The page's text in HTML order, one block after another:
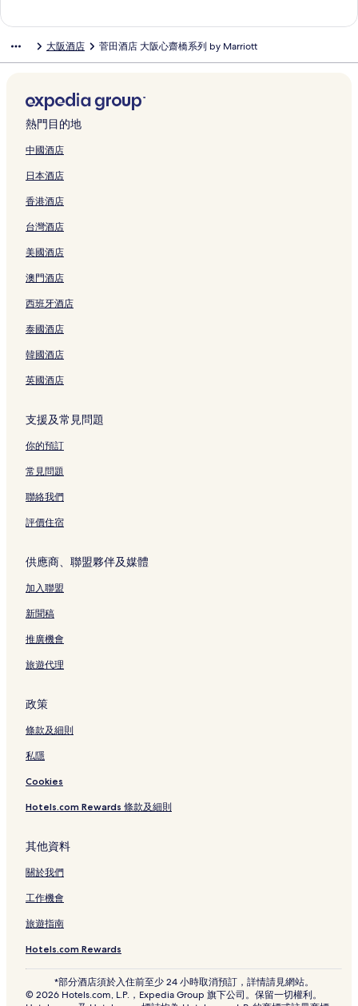
d
k
i
T
o
e
頁
面
a
a
s
h
i
面
o
r
頁
面
c
頁
面
m
b
t
a
t
i
n
面
a
a
頁
面
a
N
a
m
b
E
i
m
a
e
o
e
r
頁
面
a
a
N
a
t
r
l
H
o
t
p
i
n
g
頁
面
Y
s
u
b
a
h
頁
面
H
O
D
E
H
T
L
N
I
P
O
B
A
S
H
I
頁
G
n
d
O
s
k
U
m
e
d
頁
U
d
a
N
a
a
s
u
頁
面
V
I
N
N
P
i
e
S
H
I
S
I
B
A
S
H
I
T
U
B
A
S
I
O
k
a
N
a
b
頁
面
n
a
m
b
a
a
u
r
a
l
o
S
p
r
i
n
g
-
a
k
a
W
s
頁
面
A
D
E
O
s
k
S
h
i
n
a
b
a
s
h
i
頁
r
r
a
n
d
o
e
l
O
s
k
頁
面
O
k
a
b
y
o
h
i
n
o
e
o
r
t
s
頁
面
D
r
H
o
u
e
s
a
k
a
面
k
O
T
E
L
s
k
a
N
a
b
S
e
n
n
i
c
m
e
頁
面
o
l
H
a
n
y
R
E
S
P
R
O
S
A
K
A
頁
啟
H
e
l
K
e
h
n
N
a
m
a
r
a
n
d
e
頁
開
啟
p
t
i
o
b
H
y
a
t
N
m
b
a
O
s
a
頁
大阪酒店 菅田酒店 大阪心齋橋系列 by Marriott
熱門目的地
中國酒店
日本酒店
香港酒店
台灣酒店
美國酒店
澳門酒店
西班牙酒店
泰國酒店
韓國酒店
英國酒店
支援及常見問題
你的預訂
常見問題
聯絡我們
評價住宿
供應商、聯盟夥伴及媒體
加入聯盟
新聞稿
推廣機會
旅遊代理
政策
條款及細則
私隱
Cookies
Hotels.com Rewards 條款及細則
其他資料
關於我們
工作機會
旅遊指南
Hotels.com Rewards
*部分酒店須於入住前至少 24 小時取消預訂，詳情請見網站。
© 2026 Hotels.com, L.P.，Expedia Group 旗下公司。保留一切權利。